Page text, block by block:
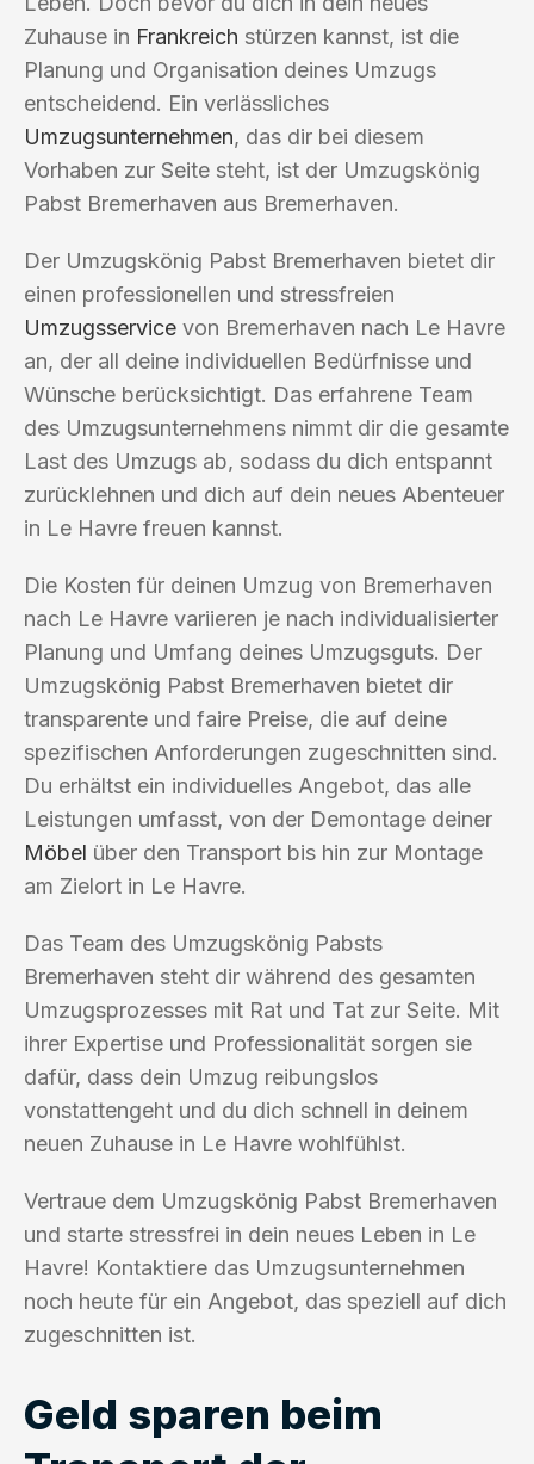
Zuhause in Frankreich stürzen kannst, ist die
Planung und Organisation deines Umzugs
entscheidend. Ein verlässliches
Umzugsunternehmen, das dir bei diesem
Vorhaben zur Seite steht, ist der Umzugskönig
Pabst Bremerhaven aus Bremerhaven.
Der Umzugskönig Pabst Bremerhaven bietet dir
einen professionellen und stressfreien
Umzugsservice von Bremerhaven nach Le Havre
an, der all deine individuellen Bedürfnisse und
Wünsche berücksichtigt. Das erfahrene Team
des Umzugsunternehmens nimmt dir die gesamte
Last des Umzugs ab, sodass du dich entspannt
zurücklehnen und dich auf dein neues Abenteuer
in Le Havre freuen kannst.
Die Kosten für deinen Umzug von Bremerhaven
nach Le Havre variieren je nach individualisierter
Planung und Umfang deines Umzugsguts. Der
Umzugskönig Pabst Bremerhaven bietet dir
transparente und faire Preise, die auf deine
spezifischen Anforderungen zugeschnitten sind.
Du erhältst ein individuelles Angebot, das alle
Leistungen umfasst, von der Demontage deiner
Möbel über den Transport bis hin zur Montage
am Zielort in Le Havre.
Das Team des Umzugskönig Pabsts
Bremerhaven steht dir während des gesamten
Umzugsprozesses mit Rat und Tat zur Seite. Mit
ihrer Expertise und Professionalität sorgen sie
dafür, dass dein Umzug reibungslos
vonstattengeht und du dich schnell in deinem
neuen Zuhause in Le Havre wohlfühlst.
Vertraue dem Umzugskönig Pabst Bremerhaven
und starte stressfrei in dein neues Leben in Le
Havre! Kontaktiere das Umzugsunternehmen
noch heute für ein Angebot, das speziell auf dich
zugeschnitten ist.
Geld sparen beim